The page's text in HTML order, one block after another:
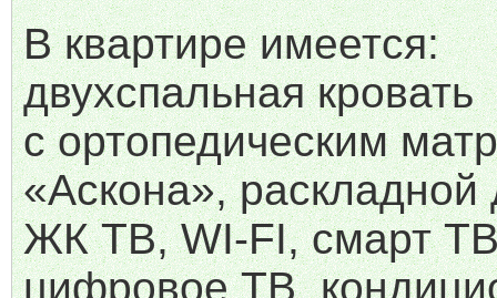
В квартире имеется:
двухспальная кровать
с ортопедическим
«Аскона», раскладной
ЖК ТВ, WI-FI, смарт
цифровое ТВ,